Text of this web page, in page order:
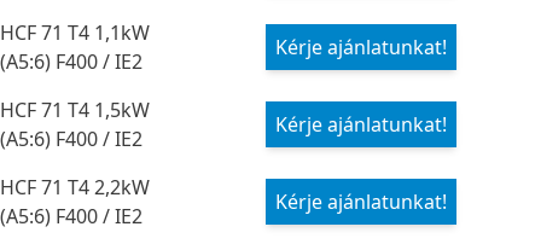
HCF 71 T4 1,1kW
(A5:6) F400 / IE2
Kérje ajánlatunkat!
HCF 71 T4 1,5kW
(A5:6) F400 / IE2
Kérje ajánlatunkat!
HCF 71 T4 2,2kW
(A5:6) F400 / IE2
Kérje ajánlatunkat!